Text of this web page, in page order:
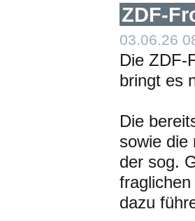
ZDF-
03.06.26
Die ZDF-
bringt es
Die
sowie die
der sog.
dazu